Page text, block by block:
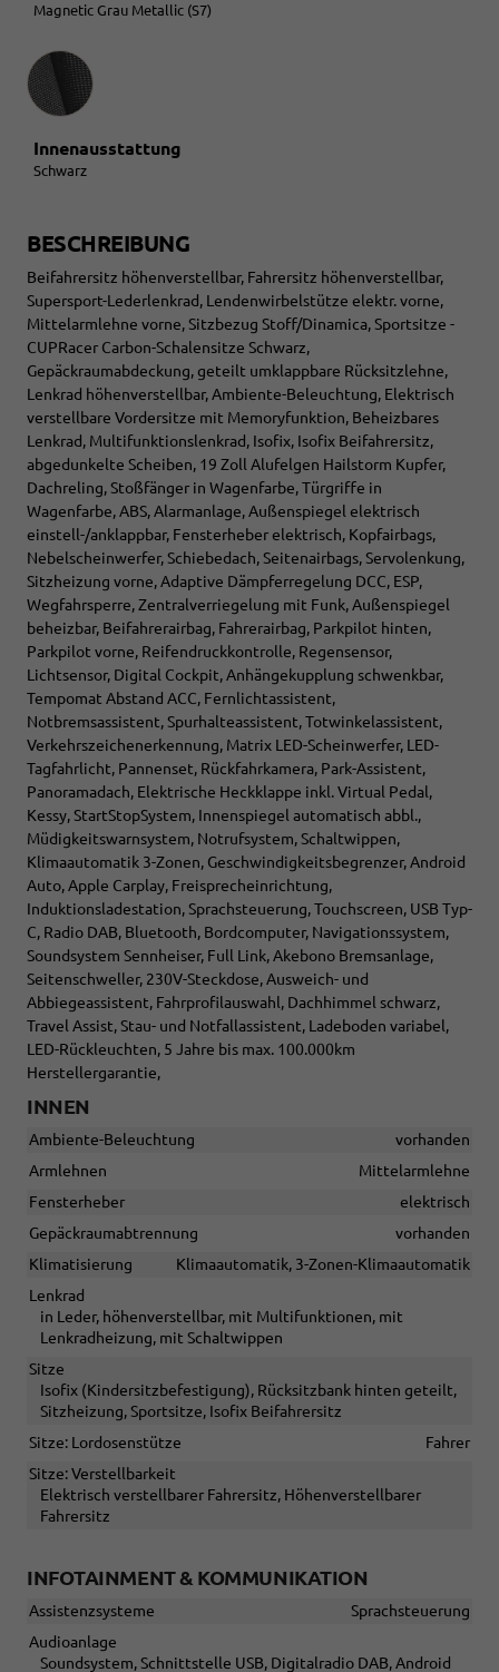
Magnetic Grau Metallic (S7)
Innenausstattung
Innenausstattung
Schwarz
BESCHREIBUNG
Beifahrersitz höhenverstellbar, Fahrersitz höhenverstellbar,
Supersport-Lederlenkrad, Lendenwirbelstütze elektr. vorne,
Mittelarmlehne vorne, Sitzbezug Stoff/Dinamica, Sportsitze -
CUPRacer Carbon-Schalensitze Schwarz,
Gepäckraumabdeckung, geteilt umklappbare Rücksitzlehne,
Lenkrad höhenverstellbar, Ambiente-Beleuchtung, Elektrisch
verstellbare Vordersitze mit Memoryfunktion, Beheizbares
Lenkrad, Multifunktionslenkrad, Isofix, Isofix Beifahrersitz,
abgedunkelte Scheiben, 19 Zoll Alufelgen Hailstorm Kupfer,
Dachreling, Stoßfänger in Wagenfarbe, Türgriffe in
Wagenfarbe, ABS, Alarmanlage, Außenspiegel elektrisch
einstell-/anklappbar, Fensterheber elektrisch, Kopfairbags,
Nebelscheinwerfer, Schiebedach, Seitenairbags, Servolenkung,
Sitzheizung vorne, Adaptive Dämpferregelung DCC, ESP,
Wegfahrsperre, Zentralverriegelung mit Funk, Außenspiegel
beheizbar, Beifahrerairbag, Fahrerairbag, Parkpilot hinten,
Parkpilot vorne, Reifendruckkontrolle, Regensensor,
Lichtsensor, Digital Cockpit, Anhängekupplung schwenkbar,
Tempomat Abstand ACC, Fernlichtassistent,
Notbremsassistent, Spurhalteassistent, Totwinkelassistent,
Verkehrszeichenerkennung, Matrix LED-Scheinwerfer, LED-
Tagfahrlicht, Pannenset, Rückfahrkamera, Park-Assistent,
Panoramadach, Elektrische Heckklappe inkl. Virtual Pedal,
Kessy, StartStopSystem, Innenspiegel automatisch abbl.,
Müdigkeitswarnsystem, Notrufsystem, Schaltwippen,
Klimaautomatik 3-Zonen, Geschwindigkeitsbegrenzer, Android
Auto, Apple Carplay, Freisprecheinrichtung,
Induktionsladestation, Sprachsteuerung, Touchscreen, USB Typ-
C, Radio DAB, Bluetooth, Bordcomputer, Navigationssystem,
Soundsystem Sennheiser, Full Link, Akebono Bremsanlage,
Seitenschweller, 230V-Steckdose, Ausweich- und
Abbiegeassistent, Fahrprofilauswahl, Dachhimmel schwarz,
Travel Assist, Stau- und Notfallassistent, Ladeboden variabel,
LED-Rückleuchten, 5 Jahre bis max. 100.000km
Herstellergarantie,
INNEN
Ambiente-Beleuchtung
vorhanden
Armlehnen
Mittelarmlehne
Fensterheber
elektrisch
Gepäckraumabtrennung
vorhanden
Klimatisierung
Klimaautomatik, 3-Zonen-Klimaautomatik
Lenkrad
in Leder, höhenverstellbar, mit Multifunktionen, mit
Lenkradheizung, mit Schaltwippen
Sitze
Isofix (Kindersitzbefestigung), Rücksitzbank hinten geteilt,
Sitzheizung, Sportsitze, Isofix Beifahrersitz
Sitze: Lordosenstütze
Fahrer
Sitze: Verstellbarkeit
Elektrisch verstellbarer Fahrersitz, Höhenverstellbarer
Fahrersitz
INFOTAINMENT & KOMMUNIKATION
Assistenzsysteme
Sprachsteuerung
Audioanlage
Soundsystem, Schnittstelle USB, Digitalradio DAB, Android